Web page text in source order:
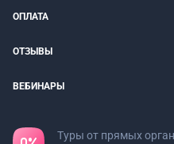
ОПЛАТА
ОТЗЫВЫ
ВЕБИНАРЫ
Туры от прямых